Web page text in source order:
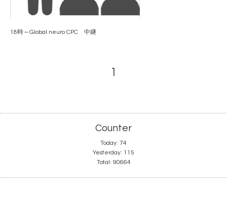
18時～Global neuro CPC 中継
1
Counter
Today: 74
Yesterday: 115
Total: 90664